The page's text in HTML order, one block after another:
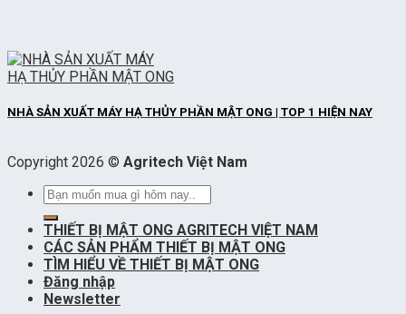
NHÀ SẢN XUẤT MÁY HẠ THỦY PHẦN MẬT ONG | TOP 1 HIỆN NAY
Copyright 2026 © Agritech Việt Nam
Tìm
kiếm:
THIẾT BỊ MẬT ONG AGRITECH VIỆT NAM
CÁC SẢN PHẨM THIẾT BỊ MẬT ONG
TÌM HIỂU VỀ THIẾT BỊ MẬT ONG
Đăng nhập
Newsletter